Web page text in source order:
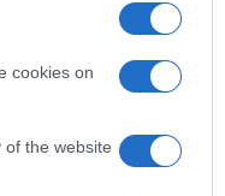
cookies on
the website